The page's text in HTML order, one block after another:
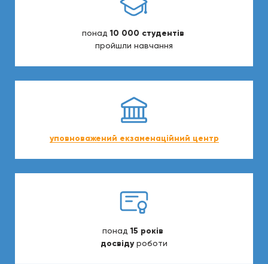
понад10 000 студентів
пройшли навчання
уповноважений екзаменаційний центр
понад15 років
досвідуроботи